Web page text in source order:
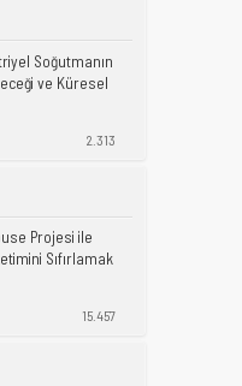
Soğutmanın
ve Küresel
2.313
Projesi ile
Sıfırlamak
15.457